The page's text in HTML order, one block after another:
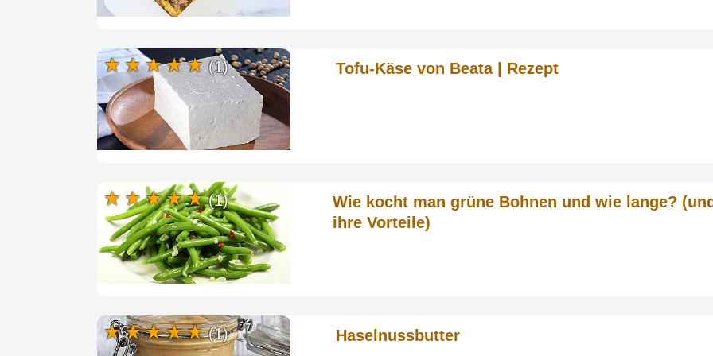
Tofu-Käse von Beata | Rezept
(1)
Wie kocht man grüne Bohnen und wie lange?
ihre Vorteile)
(1)
Haselnussbutter
(1)